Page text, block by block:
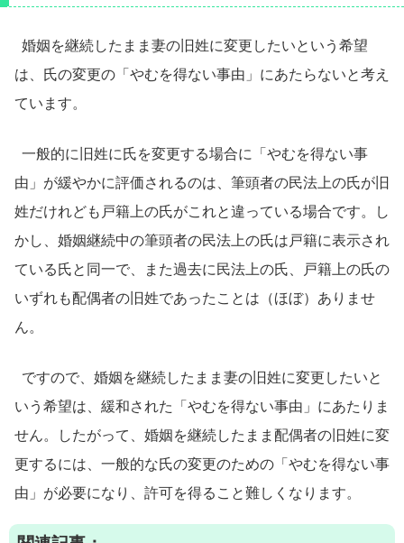
婚姻を継続したまま妻の旧姓に変更したいという希望
は、氏の変更の「やむを得ない事由」にあたらないと考え
ています。
一般的に旧姓に氏を変更する場合に「やむを得ない事
由」が緩やかに評価されるのは、筆頭者の民法上の氏が旧
姓だけれども戸籍上の氏がこれと違っている場合です。し
かし、婚姻継続中の筆頭者の民法上の氏は戸籍に表示され
ている氏と同一で、また過去に民法上の氏、戸籍上の氏の
いずれも配偶者の旧姓であったことは（ほぼ）ありませ
ん。
ですので、婚姻を継続したまま妻の旧姓に変更したいと
いう希望は、緩和された「やむを得ない事由」にあたりま
せん。したがって、婚姻を継続したまま配偶者の旧姓に変
更するには、一般的な氏の変更のための「やむを得ない事
由」が必要になり、許可を得ること難しくなります。